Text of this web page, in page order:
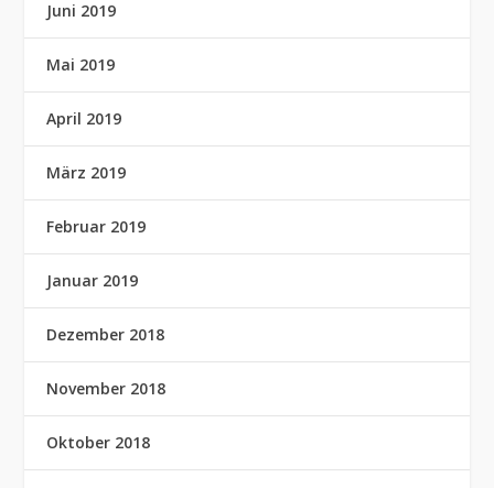
Juni 2019
Mai 2019
April 2019
März 2019
Februar 2019
Januar 2019
Dezember 2018
November 2018
Oktober 2018